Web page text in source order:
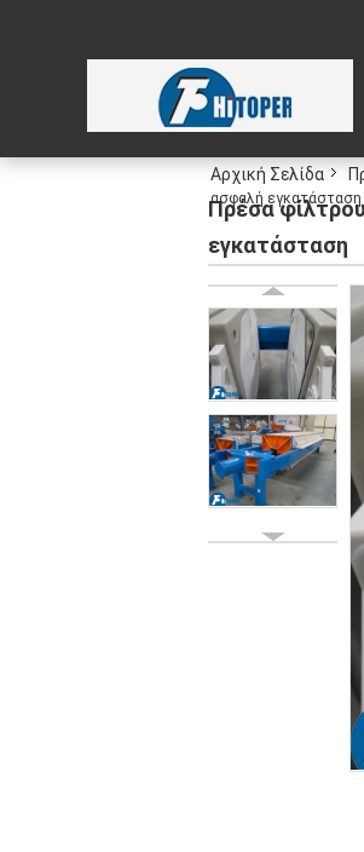
Αρχική Σελίδα
ασφαλή εγκατάσταση
Πρέσα
εγκατάσταση